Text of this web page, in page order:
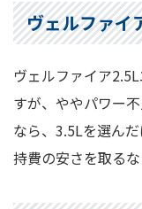
ヴェルファイ
ヴェルファイア
すが、ややパワー
なら、3.5Lを選ん
持費の安さを取る